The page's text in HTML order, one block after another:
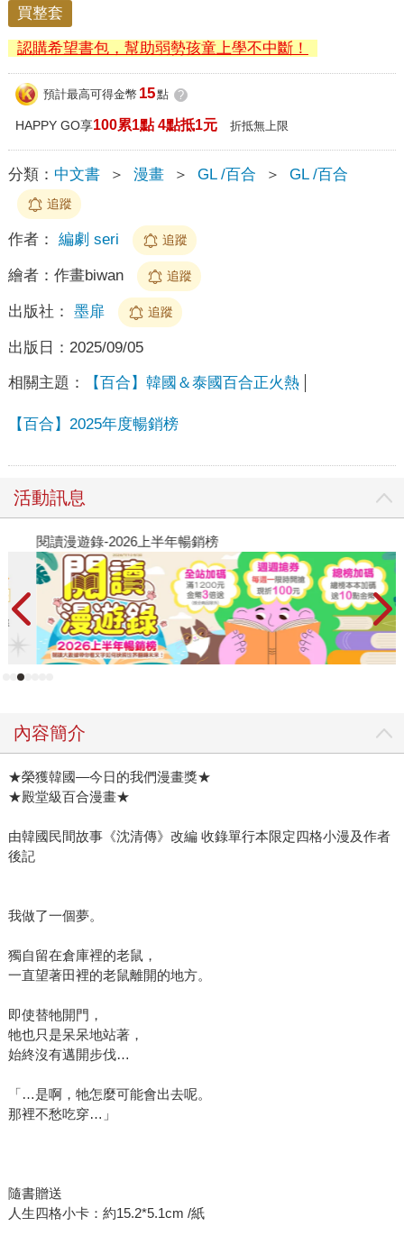
買整套
認購希望書包，幫助弱勢孩童上學不中斷！
預計最高可得金幣 15點 ?
HAPPY GO享100累1點 4點抵1元 折抵無上限
分類： 中文書 ＞ 漫畫 ＞ GL /百合 ＞ GL /百合
追蹤
作者： 編劇 seri 追蹤
繪者： 作畫biwan 追蹤
出版社： 墨扉 追蹤
出版日： 2025/09/05
相關主題： 【百合】韓國＆泰國百合正火熱
【百合】2025年度暢銷榜
活動訊息
閱讀漫遊錄-2026上半年暢銷榜
內容簡介
★榮獲韓國—今日的我們漫畫獎★
★殿堂級百合漫畫★
由韓國民間故事《沈清傳》改編 收錄單行本限定四格小漫及作者
後記
我做了一個夢。
獨自留在倉庫裡的老鼠，
一直望著田裡的老鼠離開的地方。
即使替牠開門，
牠也只是呆呆地站著，
始終沒有邁開步伐…
「…是啊，牠怎麼可能會出去呢。
那裡不愁吃穿…」
隨書贈送
人生四格小卡：約15.2*5.1cm /紙